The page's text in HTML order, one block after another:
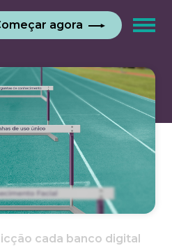
agora
cada banco digital